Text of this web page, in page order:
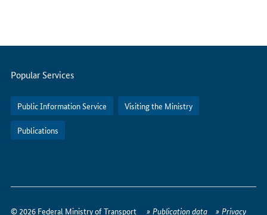
Servicemenu
Popular Services
Public Information Service Visiting the Ministry
Publications
to
© 2026 Federal Ministry of Transport Publication data Privacy